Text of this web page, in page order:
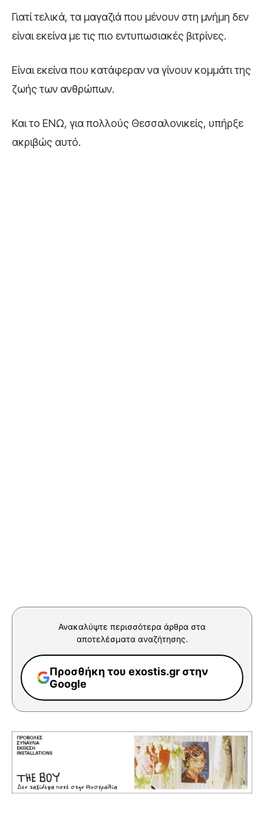
Γιατί τελικά, τα μαγαζιά που μένουν στη μνήμη δεν
είναι εκείνα με τις πιο εντυπωσιακές βιτρίνες.
Είναι εκείνα που κατάφεραν να γίνουν κομμάτι της
ζωής των ανθρώπων.
Και το ΕΝΩ, για πολλούς Θεσσαλονικείς, υπήρξε
ακριβώς αυτό.
Ανακαλύψτε περισσότερα άρθρα στα
αποτελέσματα αναζήτησης.
Προσθήκη του exostis.gr στην
Google